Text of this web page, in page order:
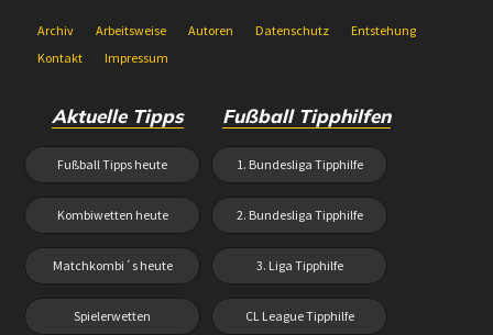
Archiv Arbeitsweise Autoren Datenschutz
Entstehung
Kontakt
Impressum
Aktuelle Tipps
Fußball Tipps heute
Kombiwetten heute
Matchkombi´s heute
Spielerwetten
Fußball Tipphilfen
1. Bundesliga Tipphilfe
2. Bundesliga Tipphilfe
3. Liga Tipphilfe
CL League Tipphilfe